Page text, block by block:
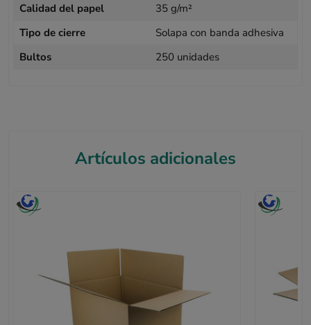
Calidad del papel
35 g/m²
Tipo de cierre
Solapa con banda adhesiva
Bultos
250 unidades
Artículos adicionales